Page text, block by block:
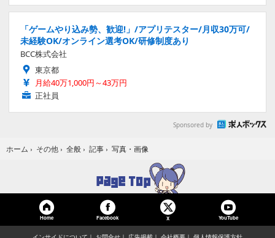
「ゲームやり込み勢、歓迎!」/アプリテスター/月収30万可/
未経験OK/オンライン選考OK/研修制度あり
BCC株式会社
東京都
月給40万1,000円～43万円
正社員
Sponsored by
ホーム › その他 › 全般 › 記事 › 写真・画像
Home Facebook X YouTube